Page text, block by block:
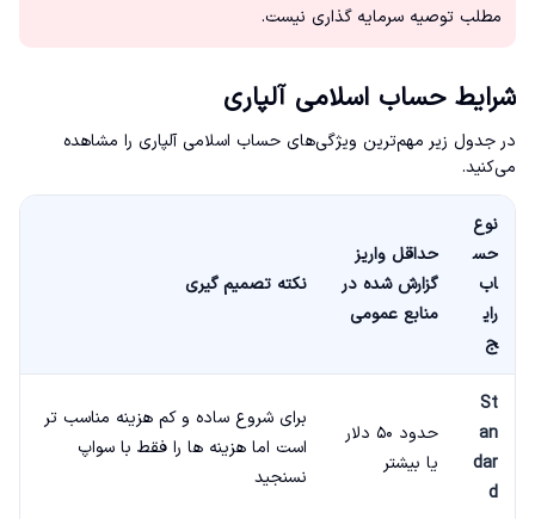
مطلب توصیه سرمایه گذاری نیست.
شرایط حساب اسلامی آلپاری
در جدول زیر مهم‌ترین ویژگی‌های حساب اسلامی آلپاری را مشاهده
می‌کنید.
نوع
حس
اب
رای
ج
حداقل واریز
گزارش شده در
منابع عمومی
نکته تصمیم گیری
St
an
dar
d
حدود ۵۰ دلار
یا بیشتر
برای شروع ساده و کم هزینه مناسب تر
است اما هزینه ها را فقط با سواپ
نسنجید